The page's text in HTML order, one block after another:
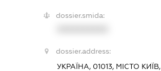
dossier.smida:
dossier.address:
УКРАЇНА, 01013, МІСТО КИЇВ,